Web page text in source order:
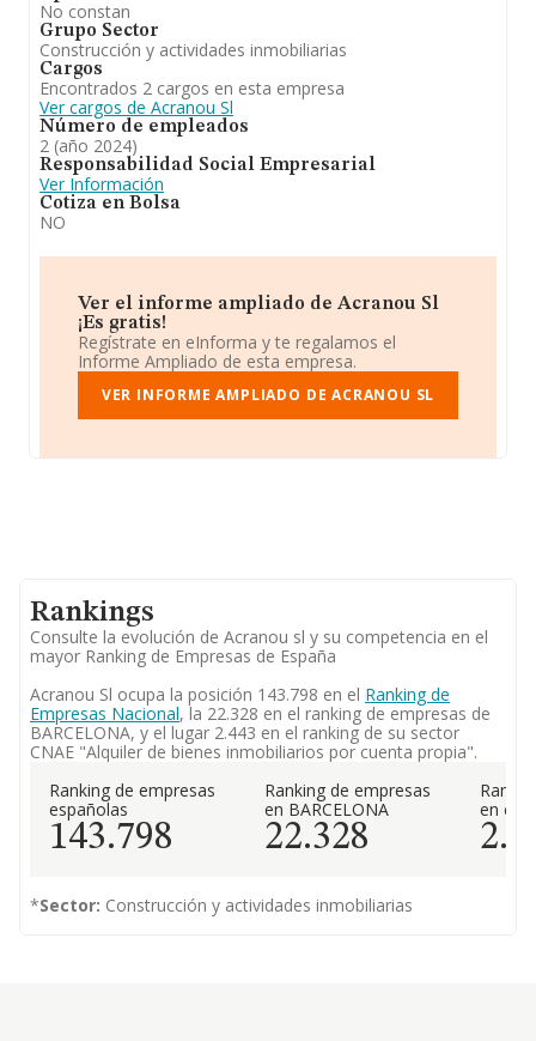
No constan
Grupo Sector
Construcción y actividades inmobiliarias
Cargos
Encontrados 2 cargos en esta empresa
Ver cargos de Acranou Sl
Número de empleados
2 (año 2024)
Responsabilidad Social Empresarial
Ver Información
Cotiza en Bolsa
NO
Ver el informe ampliado de Acranou Sl
¡Es gratis!
Regístrate en eInforma y te regalamos el
Informe Ampliado de esta empresa.
VER INFORME AMPLIADO DE ACRANOU SL
Rankings
Consulte la evolución de Acranou sl y su competencia en el
mayor Ranking de Empresas de España
Acranou Sl ocupa la posición 143.798 en el Ranking de
Empresas Nacional, la 22.328 en el ranking de empresas de
BARCELONA, y el lugar 2.443 en el ranking de su sector
CNAE "Alquiler de bienes inmobiliarios por cuenta propia".
Ranking de empresas
españolas
143.798
Ranking de empresas
en BARCELONA
22.328
en el
*Sector: Construcción y actividades inmobiliarias